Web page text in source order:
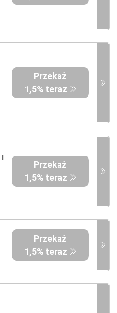
Przekaż
1,5% teraz
Przekaż
1,5% teraz
Przekaż
1,5% teraz